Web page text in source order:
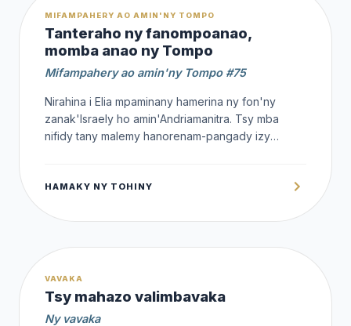
MIFAMPAHERY AO AMIN'NY TOMPO
Tanteraho ny fanompoanao,
momba anao ny Tompo
Mifampahery ao amin'ny Tompo #75
Nirahina i Elia mpaminany hamerina ny fon'ny
zanak'Israely ho amin'Andriamanitra. Tsy mba
nifidy tany malemy hanorenam-pangady izy
sarotra nomena azy izany
HAMAKY NY TOHINY
VAVAKA
Tsy mahazo valimbavaka
Ny vavaka